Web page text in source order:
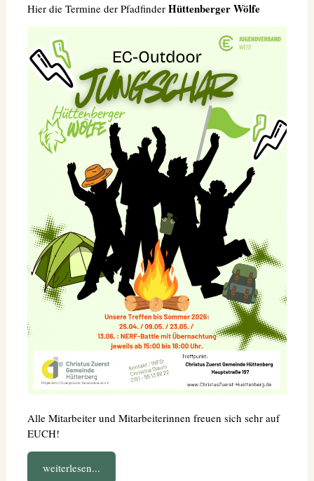
Hier die Termine der Pfadfinder Hüttenberger Wölfe
Alle Mitarbeiter und Mitarbeiterinnen freuen sich sehr auf
EUCH!
weiterlesen...